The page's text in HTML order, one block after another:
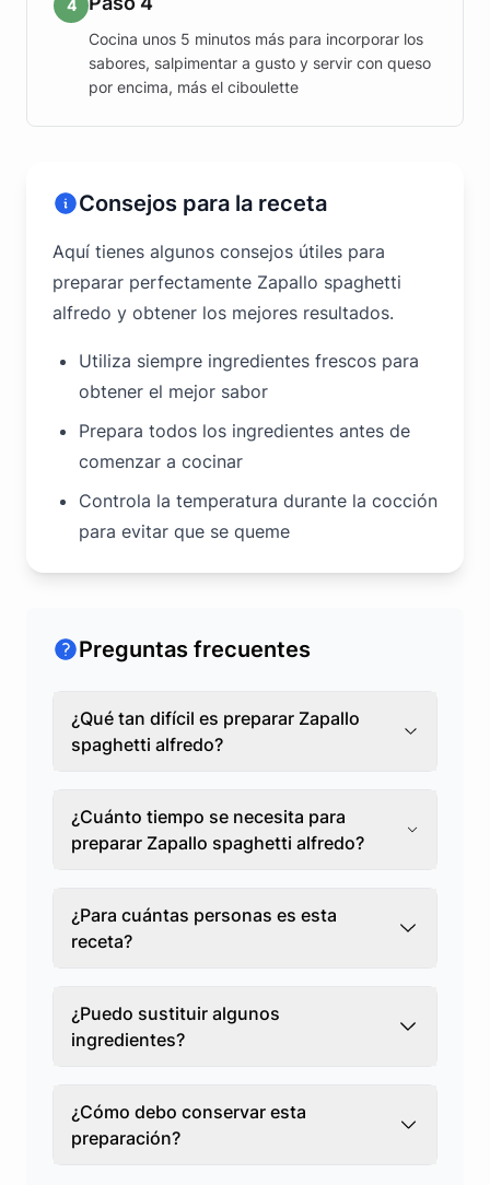
4
Cocina unos 5 minutos más para incorporar los
sabores, salpimentar a gusto y servir con queso
por encima, más el ciboulette
Consejos para la receta
Aquí tienes algunos consejos útiles para
preparar perfectamente Zapallo spaghetti
alfredo y obtener los mejores resultados.
Utiliza siempre ingredientes frescos para
obtener el mejor sabor
Prepara todos los ingredientes antes de
comenzar a cocinar
Controla la temperatura durante la cocción
para evitar que se queme
Preguntas frecuentes
¿Qué tan difícil es preparar Zapallo
spaghetti alfredo?
¿Cuánto tiempo se necesita para
preparar Zapallo spaghetti alfredo?
¿Para cuántas personas es esta
receta?
¿Puedo sustituir algunos
ingredientes?
¿Cómo debo conservar esta
preparación?